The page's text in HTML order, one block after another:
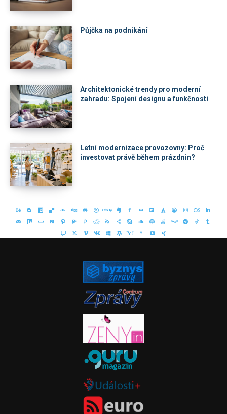
Půjčka na podnikání
Architektonické trendy pro moderní
zahradu: Spojení designu a funkčnosti
Letní modernizace provozovny: Proč
investovat právě během prázdnin?